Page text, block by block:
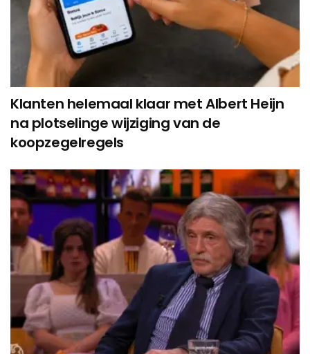
Klanten helemaal klaar met Albert Heijn
na plotselinge wijziging van de
koopzegelregels